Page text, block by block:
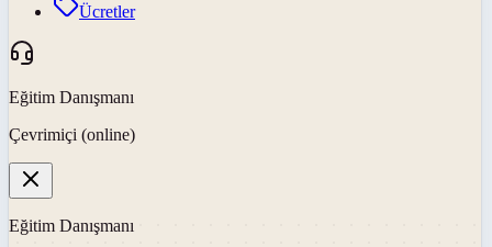
Ücretler
Eğitim Danışmanı
Çevrimiçi (online)
Eğitim Danışmanı